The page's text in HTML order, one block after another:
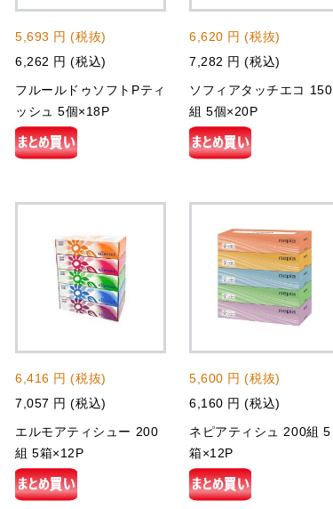
5,693 円 (税抜)
6,262 円 (税込)
フルールドゥソフトPティ
ッシュ 5個×18P
6,620 円 (税抜)
7,282 円 (税込)
ソフィアタッチエコ 150
組 5個×20P
6,416 円 (税抜)
7,057 円 (税込)
エルモアティシュー 200
組 5箱×12P
5,600 円 (税抜)
6,160 円 (税込)
ネピアティシュ 200組 5
箱×12P